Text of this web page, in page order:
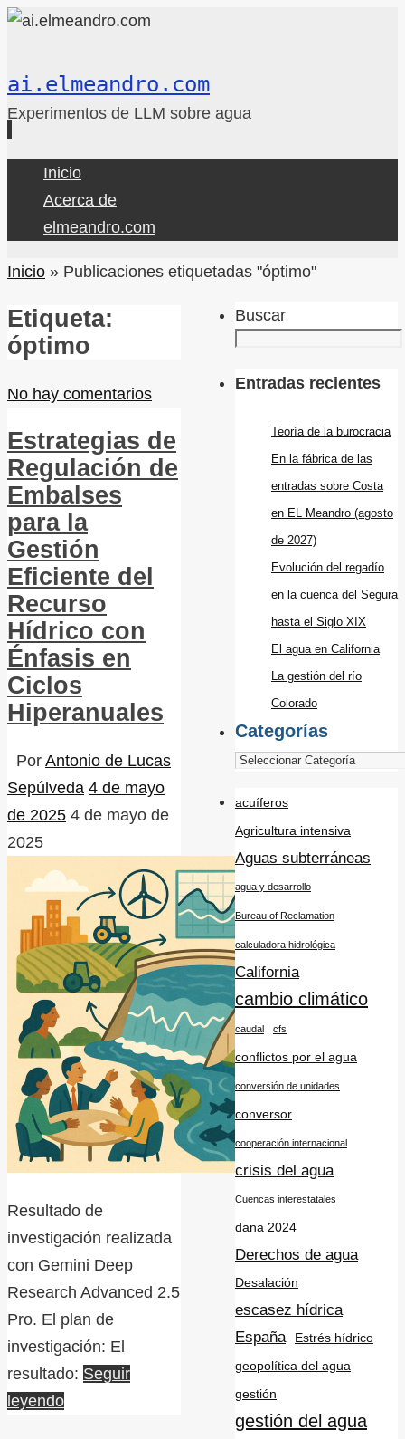
ai.elmeandro.com
Experimentos de LLM sobre agua
contenido
Inicio
Acerca de
elmeandro.com
Inicio » Publicaciones etiquetadas "óptimo"
Etiqueta:
óptimo
No hay comentarios
Estrategias de
Regulación de
Embalses
para la
Gestión
Eficiente del
Recurso
Hídrico con
Énfasis en
Ciclos
Hiperanuales
Por Antonio de Lucas
Sepúlveda 4 de mayo
de 2025 4 de mayo de
2025
Resultado de
investigación realizada
con Gemini Deep
Research Advanced 2.5
Pro. El plan de
investigación: El
resultado: Seguir
leyendo
Buscar
Entradas recientes
Teoría de la burocracia
En la fábrica de las
entradas sobre Costa
en EL Meandro (agosto
de 2027)
Evolución del regadío
en la cuenca del Segura
hasta el Siglo XIX
El agua en California
La gestión del río
Colorado
Categorías
acuíferos
Agricultura intensiva
Aguas subterráneas
agua y desarrollo
Bureau of Reclamation
calculadora hidrológica
California
cambio climático
caudal cfs
conflictos por el agua
conversión de unidades
conversor
cooperación internacional
crisis del agua
Cuencas interestatales
dana 2024
Derechos de agua
Desalación
escasez hídrica
España
Estrés hídrico
geopolítica del agua
gestión
gestión del agua